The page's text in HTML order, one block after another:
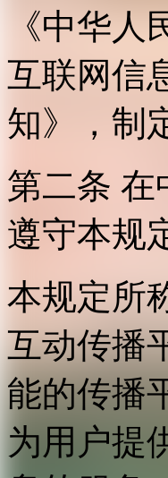
《中华
互联网信
知》，制
第二条 在
遵守本规
本规定所
互动传播
能的传播
为用户提